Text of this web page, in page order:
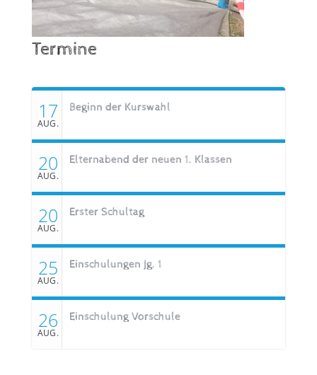
Termine
17
AUG.
Beginn der Kurswahl
20
AUG.
Elternabend der neuen 1. Klassen
20
AUG.
Erster Schultag
25
AUG.
Einschulungen Jg. 1
26
AUG.
Einschulung Vorschule